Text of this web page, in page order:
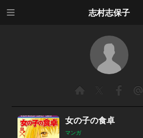
志村志保子
女の子の食卓
マンガ